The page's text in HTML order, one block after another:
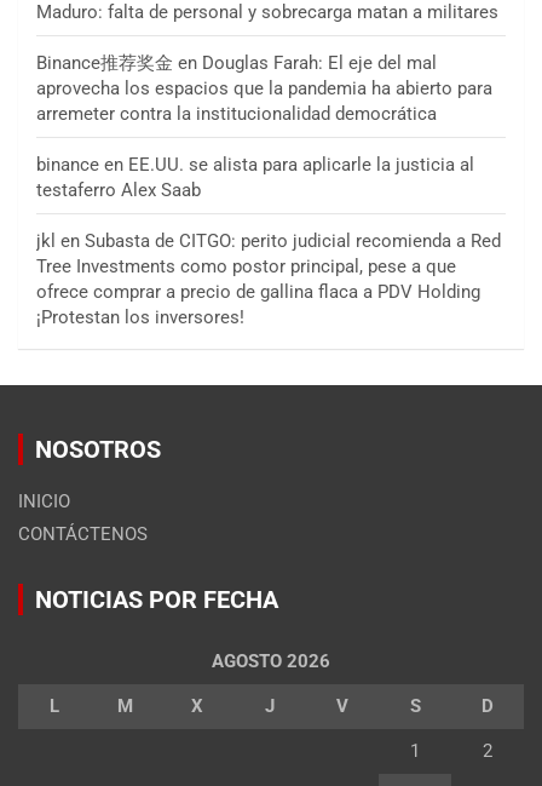
Maduro: falta de personal y sobrecarga matan a militares
Binance推荐奖金 en Douglas Farah: El eje del mal
aprovecha los espacios que la pandemia ha abierto para
arremeter contra la institucionalidad democrática
binance en EE.UU. se alista para aplicarle la justicia al
testaferro Alex Saab
jkl en Subasta de CITGO: perito judicial recomienda a Red
Tree Investments como postor principal, pese a que
ofrece comprar a precio de gallina flaca a PDV Holding
¡Protestan los inversores!
NOSOTROS
INICIO
CONTÁCTENOS
NOTICIAS POR FECHA
AGOSTO 2026
L M X J V S D
1 2